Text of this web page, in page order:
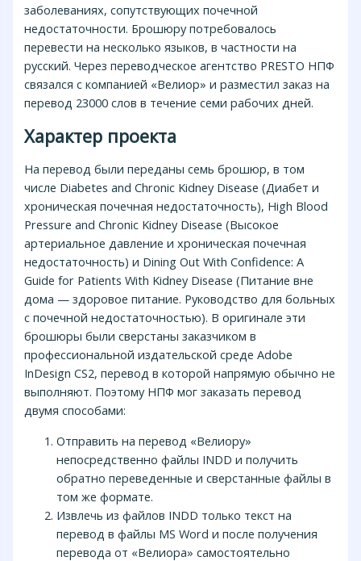
заболеваниях, сопутствующих почечной
недостаточности. Брошюру потребовалось
перевести на несколько языков, в частности на
русский. Через переводческое агентство PRESTO НПФ
связался с компанией «Велиор» и разместил заказ на
перевод 23000 слов в течение семи рабочих дней.
Характер проекта
На перевод были переданы семь брошюр, в том
числе Diabetes and Chronic Kidney Disease (Диабет и
хроническая почечная недостаточность), High Blood
Pressure and Chronic Kidney Disease (Высокое
артериальное давление и хроническая почечная
недостаточность) и Dining Out With Confidence: A
Guide for Patients With Kidney Disease (Питание вне
дома — здоровое питание. Руководство для больных
с почечной недостаточностью). В оригинале эти
брошюры были сверстаны заказчиком в
профессиональной издательской среде Adobe
InDesign CS2, перевод в которой напрямую обычно не
выполняют. Поэтому НПФ мог заказать перевод
двумя способами:
Отправить на перевод «Велиору»
непосредственно файлы INDD и получить
обратно переведенные и сверстанные файлы в
том же формате.
Извлечь из файлов INDD только текст на
перевод в файлы MS Word и после получения
перевода от «Велиора» самостоятельно